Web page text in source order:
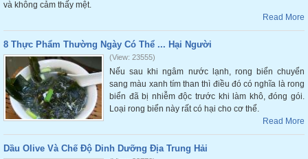
và không cảm thấy mệt.
Read More
8 Thực Phẩm Thường Ngày Có Thể ... Hại Người
(View: 23555)
Nếu sau khi ngâm nước lạnh, rong biển chuyển
sang màu xanh tím than thì điều đó có nghĩa là rong
biển đã bị nhiễm độc trước khi làm khô, đóng gói.
Loại rong biển này rất có hại cho cơ thể.
Read More
Dầu Olive Và Chế Độ Dinh Dưỡng Địa Trung Hải